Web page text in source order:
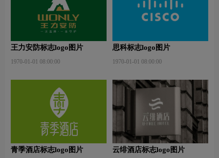
王力安防标志logo图片
1970-01-01 08:00:00
思科标志logo图片
1970-01-01 08:00:00
青季酒店标志logo图片 云绯酒店标志logo图片